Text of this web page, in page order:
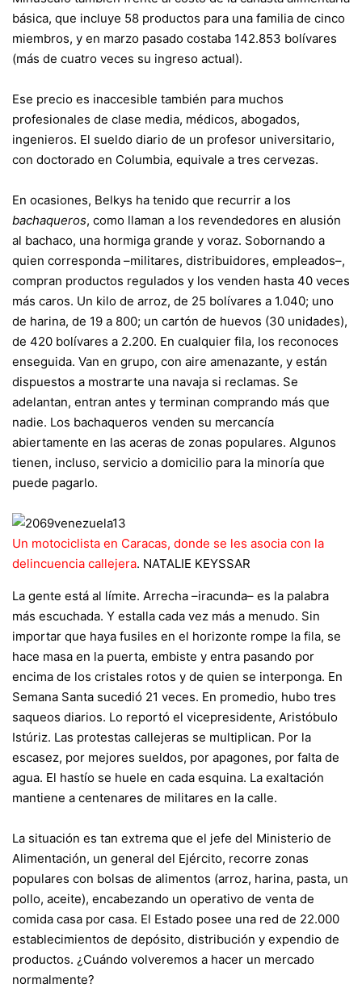
básica, que incluye 58 productos para una familia de cinco
miembros, y en marzo pasado costaba 142.853 bolívares
(más de cuatro veces su ingreso actual).
Ese precio es inaccesible también para muchos
profesionales de clase media, médicos, abogados,
ingenieros. El sueldo diario de un profesor universitario,
con doctorado en Columbia, equivale a tres cervezas.
En ocasiones, Belkys ha tenido que recurrir a los
bachaqueros, como llaman a los revendedores en alusión
al bachaco, una hormiga grande y voraz. Sobornando a
quien corresponda –militares, distribuidores, empleados–,
compran productos regulados y los venden hasta 40 veces
más caros. Un kilo de arroz, de 25 bolívares a 1.040; uno
de harina, de 19 a 800; un cartón de huevos (30 unidades),
de 420 bolívares a 2.200. En cualquier fila, los reconoces
enseguida. Van en grupo, con aire amenazante, y están
dispuestos a mostrarte una navaja si reclamas. Se
adelantan, entran antes y terminan comprando más que
nadie. Los bachaqueros venden su mercancía
abiertamente en las aceras de zonas populares. Algunos
tienen, incluso, servicio a domicilio para la minoría que
puede pagarlo.
Un motociclista en Caracas, donde se les asocia con la
delincuencia callejera. NATALIE KEYSSAR
La gente está al límite. Arrecha –iracunda– es la palabra
más escuchada. Y estalla cada vez más a menudo. Sin
importar que haya fusiles en el horizonte rompe la fila, se
hace masa en la puerta, embiste y entra pasando por
encima de los cristales rotos y de quien se interponga. En
Semana Santa sucedió 21 veces. En promedio, hubo tres
saqueos diarios. Lo reportó el vicepresidente, Aristóbulo
Istúriz. Las protestas callejeras se multiplican. Por la
escasez, por mejores sueldos, por apagones, por falta de
agua. El hastío se huele en cada esquina. La exaltación
mantiene a centenares de militares en la calle.
La situación es tan extrema que el jefe del Ministerio de
Alimentación, un general del Ejército, recorre zonas
populares con bolsas de alimentos (arroz, harina, pasta, un
pollo, aceite), encabezando un operativo de venta de
comida casa por casa. El Estado posee una red de 22.000
establecimientos de depósito, distribución y expendio de
productos. ¿Cuándo volveremos a hacer un mercado
normalmente?